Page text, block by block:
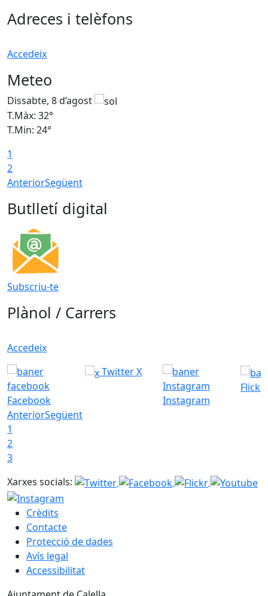
Adreces i telèfons
Accedeix
Meteo
Dissabte, 8 d’agost
T.Màx: 32°
T.Min: 24°
1
2
AnteriorSegüent
Butlletí digital
Subscriu-te
Plànol / Carrers
Accedeix
Facebook
Twitter X
Instagram
Flickr
AnteriorSegüent
1
2
3
Xarxes socials:
Crèdits
Contacte
Protecció de dades
Avís legal
Accessibilitat